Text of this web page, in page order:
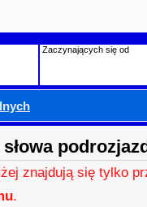
Zaczynających się od
znajdują się tylko
.